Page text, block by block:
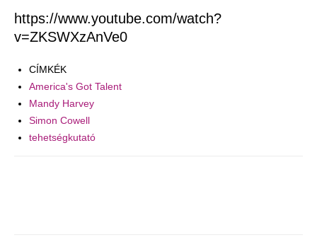
https://www.youtube.com/watch?
v=ZKSWXzAnVe0
CÍMKÉK
America's Got Talent
Mandy Harvey
Simon Cowell
tehetségkutató